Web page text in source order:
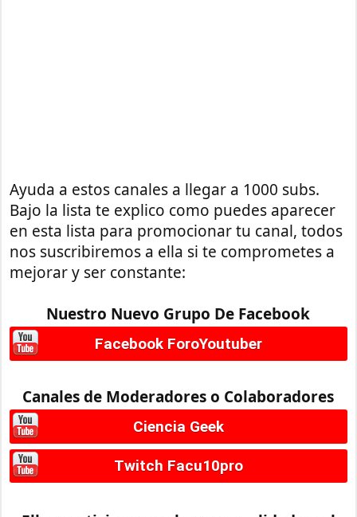
Ayuda a estos canales a llegar a 1000 subs.
Bajo la lista te explico como puedes aparecer
en esta lista para promocionar tu canal, todos
nos suscribiremos a ella si te comprometes a
mejorar y ser constante:
Nuestro Nuevo Grupo De Facebook
Facebook ForoYoutuber
Canales de Moderadores o Colaboradores
Ciencia Geek
Twitch Facu10pro